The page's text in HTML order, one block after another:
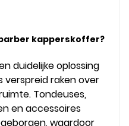
kapperskoffer?
duidelijke oplossing
verspreid raken over
Tondeuses,
en accessoires
waardoor